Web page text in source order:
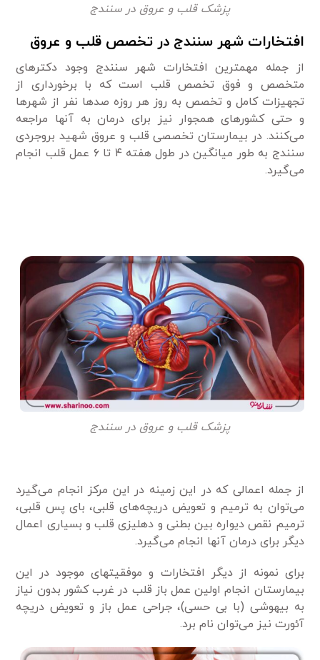
پزشک قلب و عروق در سنندج
افتخارات شهر سنندج در تخصص قلب و عروق
از جمله مهمترین افتخارات شهر سنندج وجود دکترهای
متخصص و فوق تخصص قلب است که با برخورداری از
تجهیزات کامل و تخصص به روز هر روزه صدها نفر از شهرها
و حتی کشورهای همجوار نیز برای درمان به آنها مراجعه
می‌کنند. در بیمارستان تخصصی قلب و عروق شهید بروجردی
سنندج به طور میانگین در طول هفته ۴ تا ۶ عمل قلب انجام
می‌گیرد.
پزشک قلب و عروق در سنندج
از جمله اعمالی که در این زمینه در این مرکز انجام می‌گیرد
می‌توان به ترمیم و تعویض دریچه‌های قلبی، بای پس قلبی،
ترمیم نقص دیواره بین بطنی و دهلیزی قلب و بسیاری اعمال
دیگر برای درمان آنها انجام می‌گیرد.
برای نمونه از دیگر افتخارات و موفقیتهای موجود در این
بیمارستان انجام اولین عمل باز قلب در غرب کشور بدون نیاز
به بیهوشی (با بی حسی)، جراحی عمل باز و تعویض دریچه
آئورت نیز می‌توان نام برد.